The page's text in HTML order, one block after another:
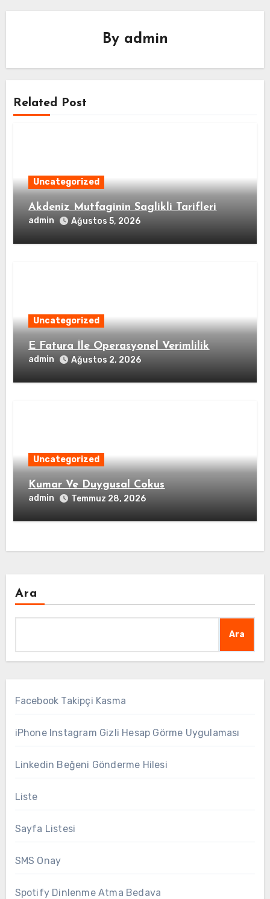
By admin
Related Post
Uncategorized
Akdeniz Mutfaginin Saglikli Tarifleri
admin Ağustos 5, 2026
Uncategorized
E Fatura İle Operasyonel Verimlilik
admin Ağustos 2, 2026
Uncategorized
Kumar Ve Duygusal Cokus
admin Temmuz 28, 2026
Ara
Ara
Facebook Takipçi Kasma
iPhone Instagram Gizli Hesap Görme Uygulaması
Linkedin Beğeni Gönderme Hilesi
Liste
Sayfa Listesi
SMS Onay
Spotify Dinlenme Atma Bedava